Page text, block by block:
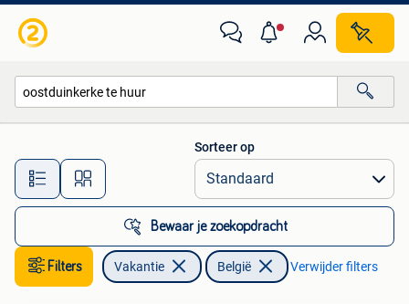
Alle afstanden…
Sorteer op
Bewaar je zoekopdracht
Filters Vakantie België Verwijder filters